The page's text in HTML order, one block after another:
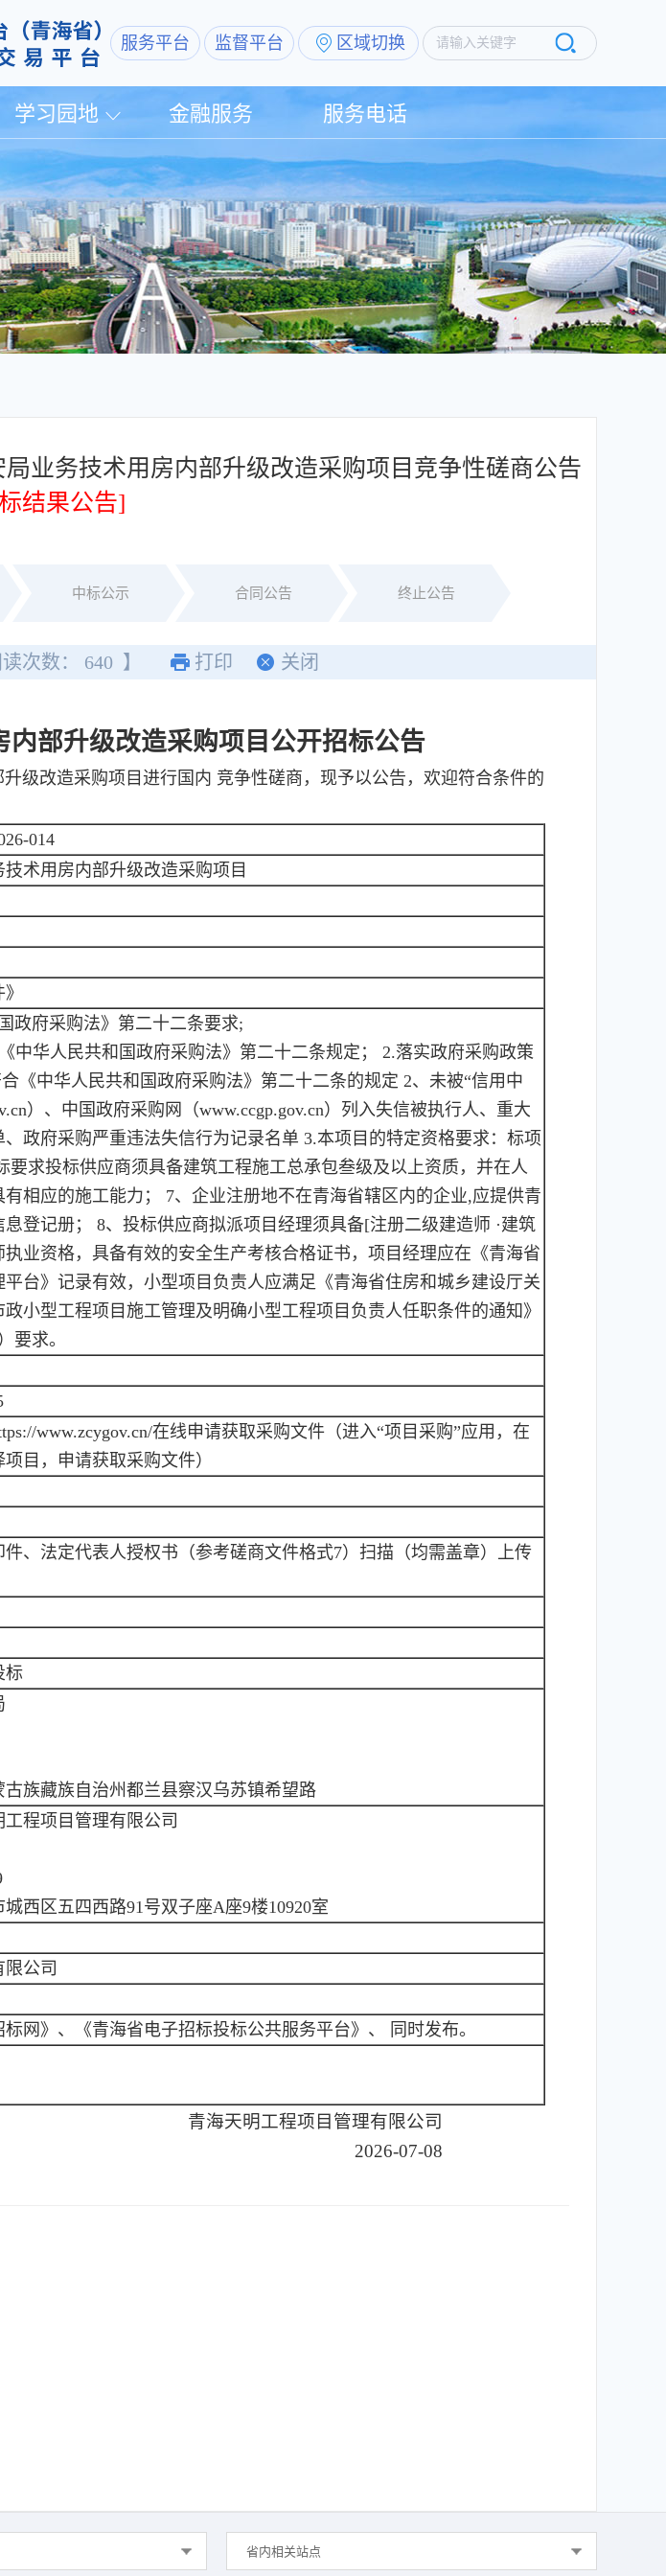
服务平台 监督平台 区域切换 请输入关键字
学习园地 金融服务 服务电话
业务技术用房内部升级改造采购项目竞争性磋商公告
结果公告]
中标公示 合同公告 终止公告
读次数： 640 】 打印 关闭
部升级改造采购项目 公开招标公告
级改造采购项目进行国内 竞争性磋商，现予以公告，欢迎符合条件的
014
术用房内部升级改造采购项目
政府采购法》第二十二条要求;
中华人民共和国政府采购法》第二十二条规定； 2.落实政府采购政策
《中华人民共和国政府采购法》第二十二条的规定 2、未被“信用中
）、中国政府采购网（www.ccgp.gov.cn）列入失信被执行人、重大
政府采购严重违法失信行为记录名单 3.本项目的特定资格要求：标项
要求投标供应商须具备建筑工程施工总承包叁级及以上资质，并在人
相应的施工能力； 7、企业注册地不在青海省辖区内的企业,应提供青
登记册； 8、投标供应商拟派项目经理须具备[注册二级建造师 ·建筑
业资格，具备有效的安全生产考核合格证书，项目经理应在《青海省
台》记录有效，小型项目负责人应满足《青海省住房和城乡建设厅关
小型工程项目施工管理及明确小型工程项目负责人任职条件的通知》
要求。
www.zcygov.cn/在线申请获取采购文件（进入“项目采购”应用，在
目，申请获取采购文件）
、法定代表人授权书（参考磋商文件格式7）扫描（均需盖章）上传
标
族藏族自治州都兰县察汉乌苏镇希望路
程项目管理有限公司
西区五四西路91号双子座A座9楼10920室
公司
网》、《青海省电子招标投标公共服务平台》、 同时发布。
青海天明工程项目管理有限公司
2026-07-08
省内相关站点